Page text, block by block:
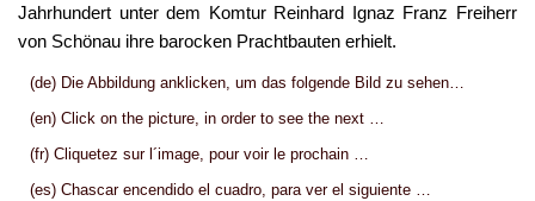
Jahrhundert unter dem Komtur Reinhard Ignaz Franz Freiherr
von Schönau ihre barocken Prachtbauten erhielt.
(de) Die Abbildung anklicken, um das folgende Bild zu sehen…
(en) Click on the picture, in order to see the next …
(fr) Cliquetez sur l´image, pour voir le prochain …
(es) Chascar encendido el cuadro, para ver el siguiente …